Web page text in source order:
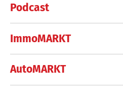
Podcast
ImmoMARKT
AutoMARKT